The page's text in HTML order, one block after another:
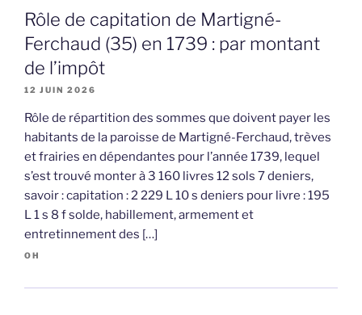
Rôle de capitation de Martigné-
Ferchaud (35) en 1739 : par montant
de l’impôt
12 JUIN 2026
Rôle de répartition des sommes que doivent payer les
habitants de la paroisse de Martigné-Ferchaud, trèves
et frairies en dépendantes pour l’année 1739, lequel
s’est trouvé monter à 3 160 livres 12 sols 7 deniers,
savoir : capitation : 2 229 L 10 s deniers pour livre : 195
L 1 s 8 f solde, habillement, armement et
entretinnement des […]
OH